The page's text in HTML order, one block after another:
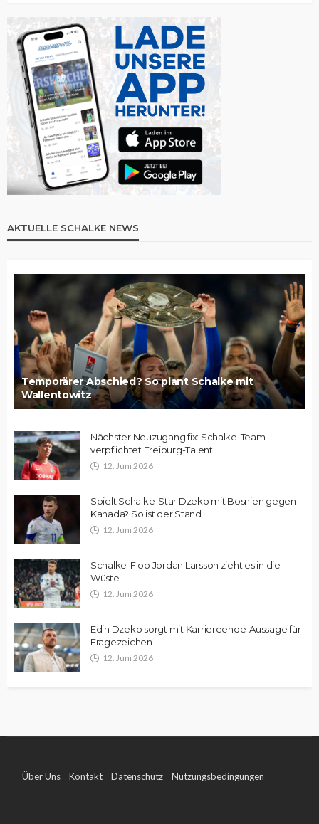
AKTUELLE SCHALKE NEWS
Temporärer Abschied? So plant Schalke mit
Wallentowitz
Nächster Neuzugang fix: Schalke-Team
verpflichtet Freiburg-Talent
12. Juni 2026
Spielt Schalke-Star Dzeko mit Bosnien gegen
Kanada? So ist der Stand
12. Juni 2026
Schalke-Flop Jordan Larsson zieht es in die
Wüste
12. Juni 2026
Edin Dzeko sorgt mit Karriereende-Aussage für
Fragezeichen
12. Juni 2026
Über Uns Kontakt Datenschutz Nutzungsbedingungen